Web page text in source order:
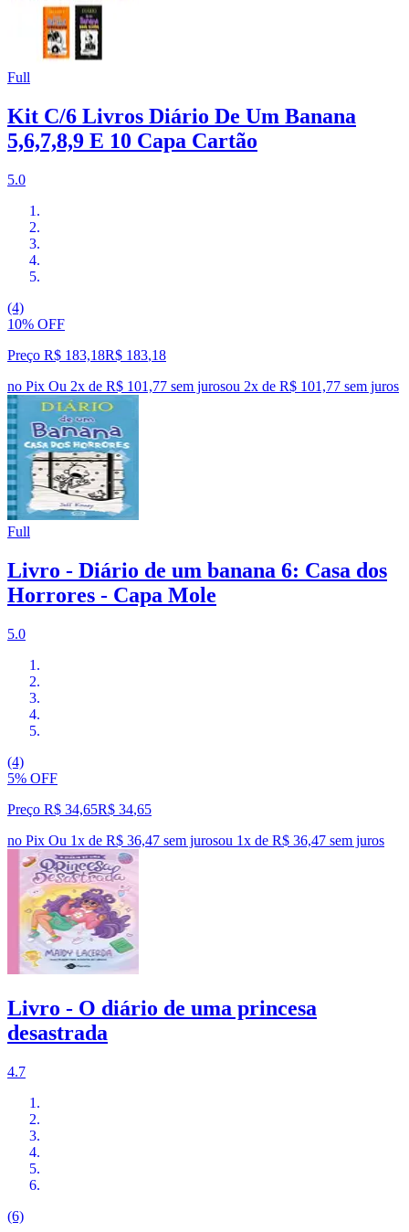
Full
Kit C/6 Livros Diário De Um Banana
5,6,7,8,9 E 10 Capa Cartão
5.0
(4)
10% OFF
Preço R$ 183,18R$ 183,18
no Pix Ou 2x de R$ 101,77 sem jurosou 2x de R$ 101,77 sem juros
Full
Livro - Diário de um banana 6: Casa dos
Horrores - Capa Mole
5.0
(4)
5% OFF
Preço R$ 34,65R$ 34,65
no Pix Ou 1x de R$ 36,47 sem jurosou 1x de R$ 36,47 sem juros
Livro - O diário de uma princesa
desastrada
4.7
(6)